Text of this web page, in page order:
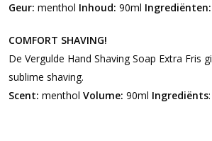
Geur: menthol Inhoud: 90ml Ingrediënten:
COMFORT SHAVING!
De Vergulde Hand Shaving Soap Extra Fris
sublime shaving.
Scent: menthol Volume: 90ml Ingrediënts